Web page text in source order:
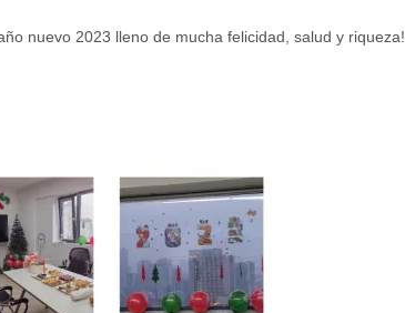
nuevo 2023 lleno de mucha felicidad, salud y riqueza!